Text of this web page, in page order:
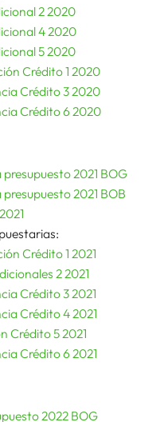
2 2020
4 2020
5 2020
Crédito 1 2020
Crédito 3 2020
Crédito 6 2020
2021 BOG
2021 BOB
Crédito 1 2021
2 2021
Crédito 3 2021
Crédito 4 2021
Crédito 5 2021
Crédito 6 2021
2022 BOG